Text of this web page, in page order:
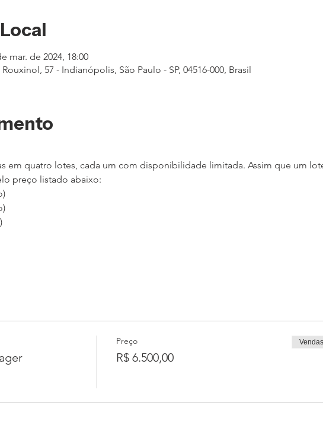
mar. de 2024, 18:00
57 - Indianópolis, São Paulo - SP, 04516-000, Brasil
em quatro lotes, cada um com disponibilidade limitada. Assim que um
preço listado abaixo:
Preço
R$ 6.500,00